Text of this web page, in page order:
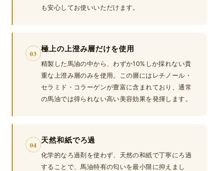
も安心してお使いいただけます。
03
極上の上澄み層だけを使用
精製した馬油の中から、わずか10%しか採れない貴
重な上澄み層のみを使用。この層にはレチノール・
セラミド・コラーゲンが豊富に含まれており、通常
の馬油では得られない高い美容効果を発揮します。
04
天然和紙でろ過
化学的なろ過剤を使わず、天然の和紙で丁寧にろ過
することで、馬油特有の匂いを最小限に抑えまし